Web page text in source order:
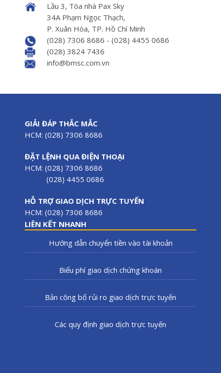
Lầu 3, Tòa nhà Pax Sky
34A Phạm Ngọc Thạch,
P. Xuân Hòa, TP. Hồ Chí Minh
(028) 7306 8686 - (028) 4455 0686
(028) 3824 7436
info@bmsc.com.vn
GIẢI ĐÁP THẮC MẮC
HCM: (028) 7306 8686
ĐẶT LỆNH QUA ĐIỆN THOẠI
HCM: (028) 7306 8686
(028) 4455 0686
HỖ TRỢ GIAO DỊCH TRỰC TUYẾN
HCM: (028) 7306 8686
LIÊN KẾT NHANH
Hướng dẫn chuyển tiền vào tài khoản
Biểu phí giao dịch chứng khoán
Bản công bố rủi ro giao dịch trực tuyến
Các quy định giao dịch trực tuyến